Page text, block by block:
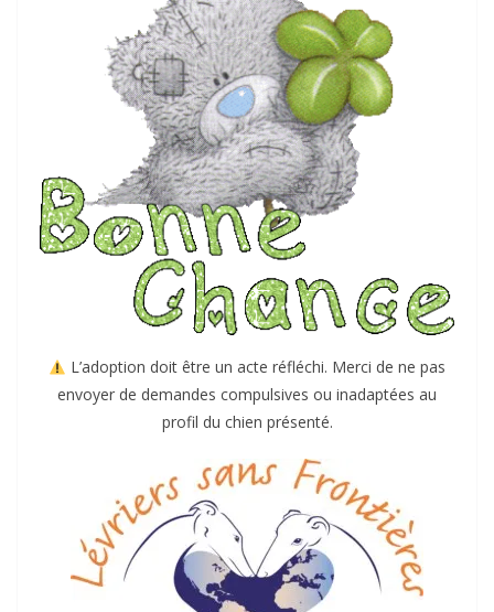
L’adoption doit être un acte réfléchi. Merci de ne pas
envoyer de demandes compulsives ou inadaptées au
profil du chien présenté.